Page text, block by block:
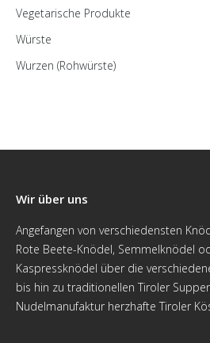
Vegetarische Produkte
Würste
Wurzen (Rohwürste)
Wir über uns
Angefangen von verschiedensten
Rote Beete-Knödel, Semmelknödel
Kaspressknödel über die
bis hin zu traditionellen Tiroler
Nudelmanufaktur herzhafte Tiroler